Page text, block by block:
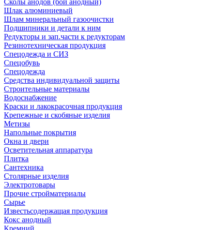
Сколы анодов (бой анодный)
Шлак алюминиевый
Шлам минеральный газоочистки
Подшипники и детали к ним
Редукторы и зап.части к редукторам
Резинотехническая продукция
Спецодежда и СИЗ
Спецобувь
Спецодежда
Средства индивидуальной защиты
Строительные материалы
Водоснабжение
Краски и лакокрасочная продукция
Крепежные и скобяные изделия
Метизы
Напольные покрытия
Окна и двери
Осветительная аппаратура
Плитка
Сантехника
Столярные изделия
Электротовары
Прочие стройматериалы
Сырье
Известьсодержащая продукция
Кокс анодный
Кремний